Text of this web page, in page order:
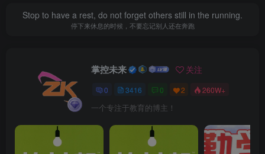
Stop to have a rest, do not forget others still in the running.
停下来休息的时候，不要忘记别人还在奔跑
掌控未来 关注
0 3416 0 2 260W+
一个专注于教育的博主！